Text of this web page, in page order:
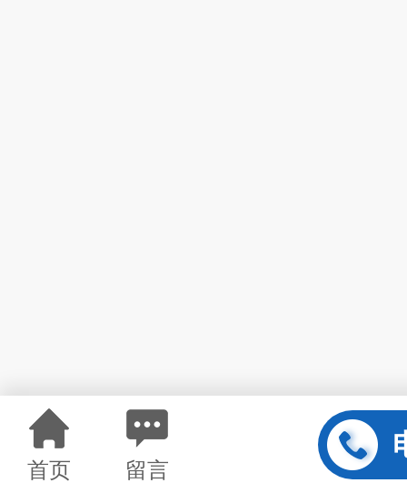
首页 留言